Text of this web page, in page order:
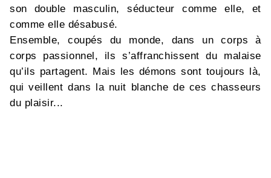
son double masculin, séducteur comme elle, et
comme elle désabusé.
Ensemble, coupés du monde, dans un corps à
corps passionnel, ils s’affranchissent du malaise
qu’ils partagent. Mais les démons sont toujours là,
qui veillent dans la nuit blanche de ces chasseurs
du plaisir...